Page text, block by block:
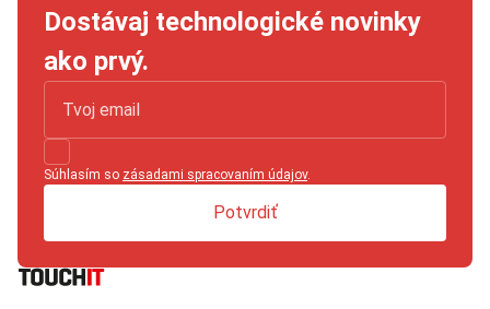
Dostávaj technologické novinky
ako prvý.
Súhlasím so zásadami spracovaním údajov.
Potvrdiť